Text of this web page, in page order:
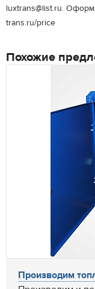
luxtrans@list.ru.
trans.ru/price
Похожие
Производим